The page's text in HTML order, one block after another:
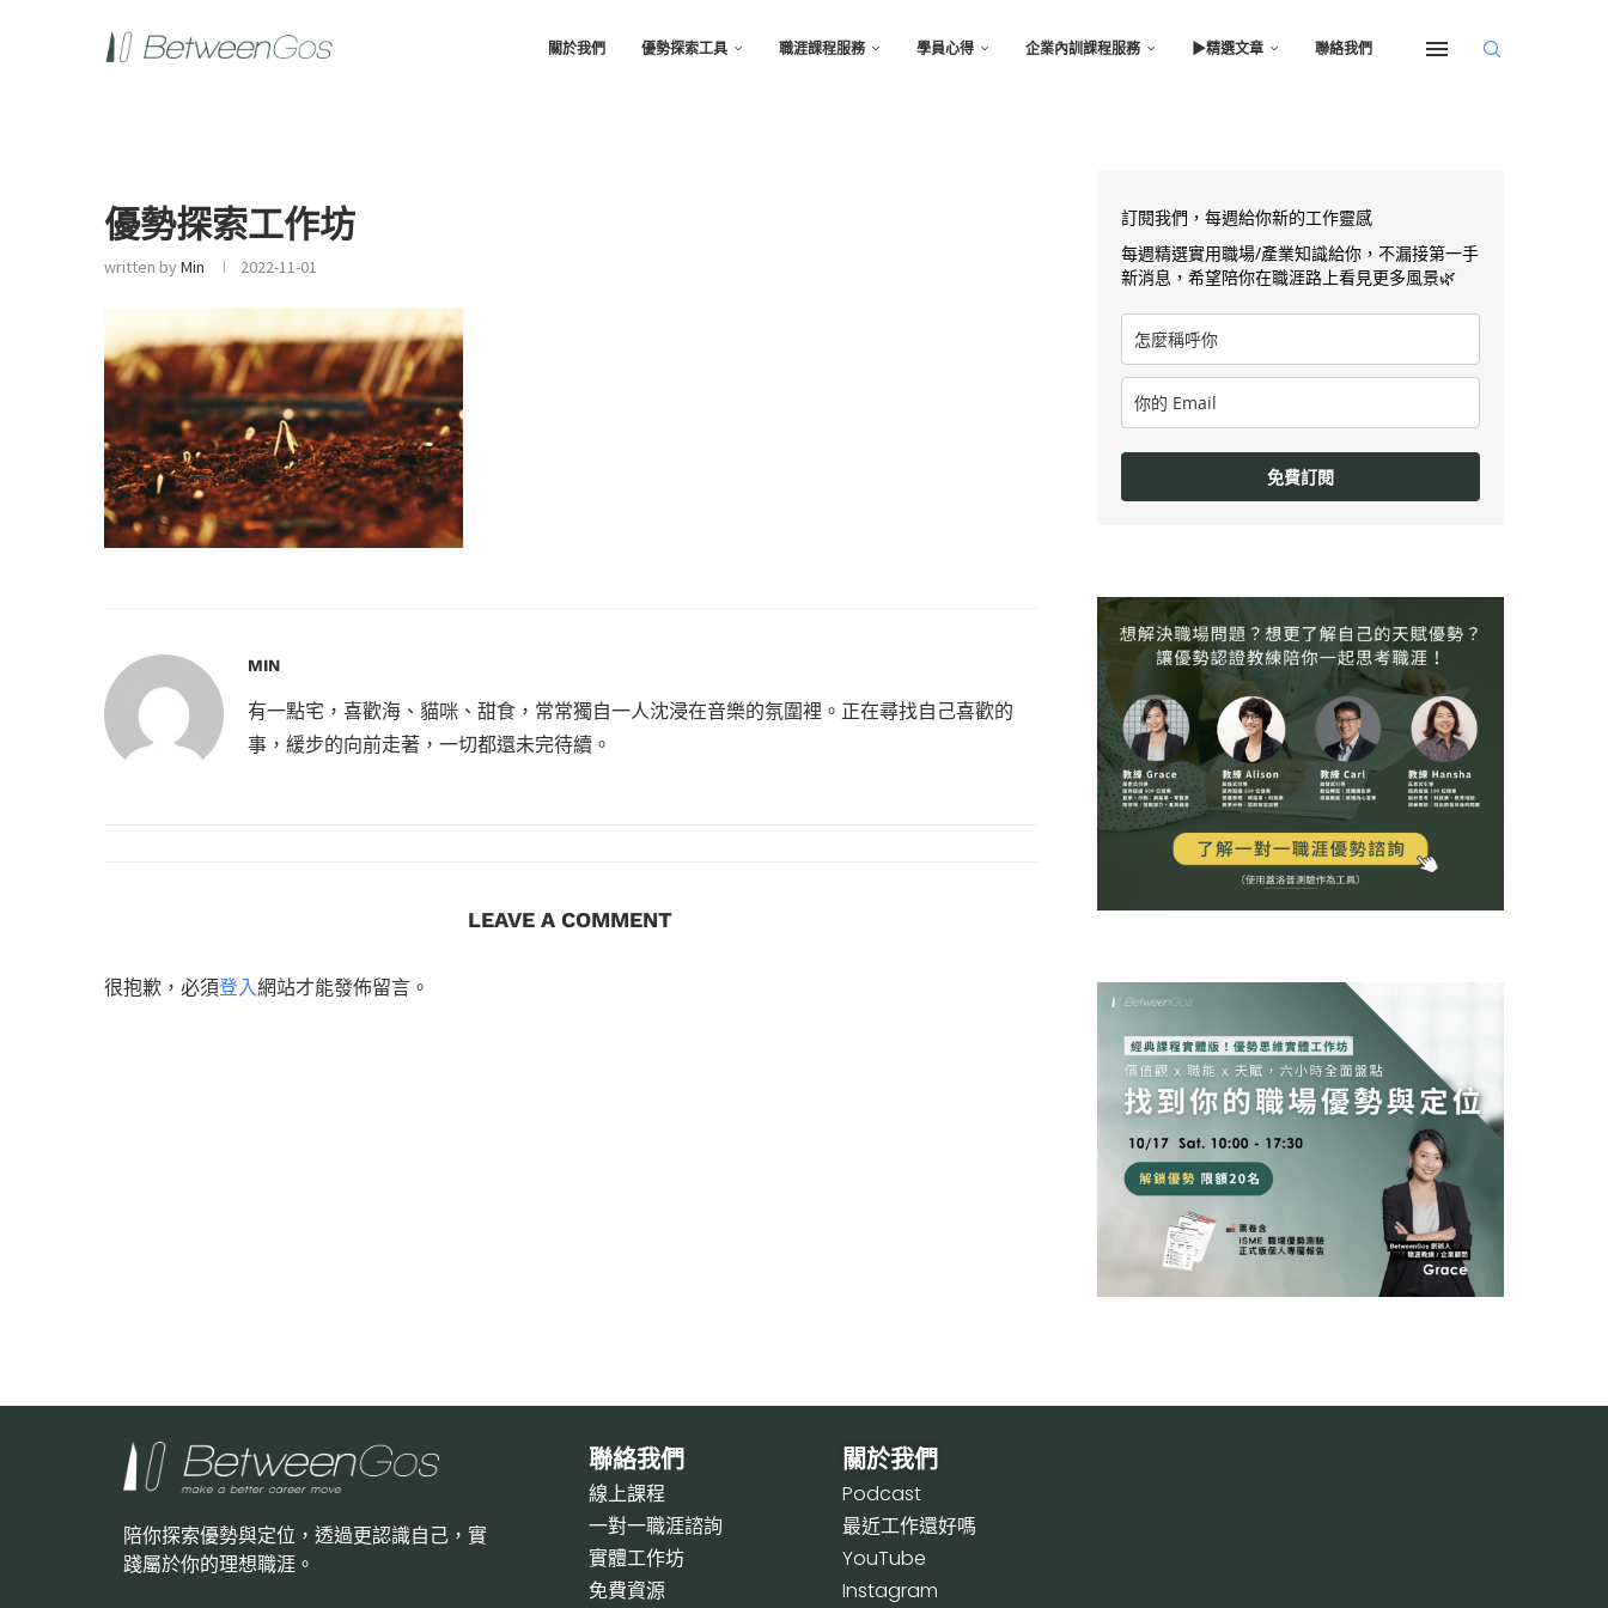
關於我們 優勢探索工具 職涯課程服務 學員心得 企業內訓課程服務 ▶︎精選文章 聯絡我們
優勢探索工作坊
written byMin 2022-11-01
MIN
有一點宅，喜歡海、貓咪、甜食，常常獨自一人沈浸在音樂的氛圍裡。正在尋找自己喜歡的
事，緩步的向前走著，一切都還未完待續。
LEAVE A COMMENT
很抱歉，必須登入網站才能發佈留言。
訂閱我們，每週給你新的工作靈感
每週精選實用職場/產業知識給你，不漏接第一手
新消息，希望陪你在職涯路上看見更多風景🌿
免費訂閱
陪你探索優勢與定位，透過更認識自己，實
踐屬於你的理想職涯。
聯絡我們
線上課程
一對一職涯諮詢
實體工作坊
免費資源
關於我們
Podcast
最近工作還好嗎
YouTube
Instagram